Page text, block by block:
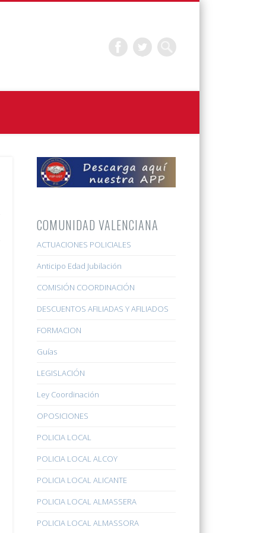
COMUNIDAD VALENCIANA
ACTUACIONES POLICIALES
Anticipo Edad Jubilación
COMISIÓN COORDINACIÓN
DESCUENTOS AFILIADAS Y AFILIADOS
FORMACION
Guías
LEGISLACIÓN
Ley Coordinación
OPOSICIONES
POLICIA LOCAL
POLICIA LOCAL ALCOY
POLICIA LOCAL ALICANTE
POLICIA LOCAL ALMASSERA
POLICIA LOCAL ALMASSORA